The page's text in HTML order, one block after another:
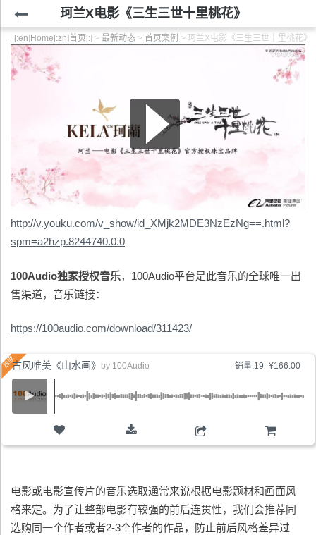
珂兰X电影《三生三世十里桃花》
[:en]Home[:zh]首页[:] > 最新动态 > 首页案例 > 珂兰X电影《三生三世十里桃花》
视频原址：
http://v.youku.com/v_show/id_XMjk2MDE3NzEzNg==.html?
spm=a2hzp.8244740.0.0
100Audio独家授权音乐，100Audio平台是此音乐的全球唯一出
售渠道，音乐链接：
https://100audio.com/download/311423/
销量:19 ¥166.00
古风唯美《山水画》 by 100Audio
电影或电影宣传片的音乐选取通常来说根据电影题材和画面风
格来定。为了让整部电影有较强的前后连贯性，我们会推荐同
选购同一个作者或者2-3个作者的作品，防止前后风格差异过